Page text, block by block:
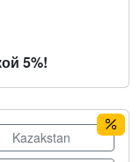
5%!
Kazakstan